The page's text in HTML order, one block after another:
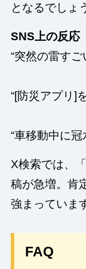
となるでしょ
SNS上の反応
“突然の雷す
“[防災アプリ]
“車移動中に
X検索では、
稿が急増。肯
強まっていま
FAQ